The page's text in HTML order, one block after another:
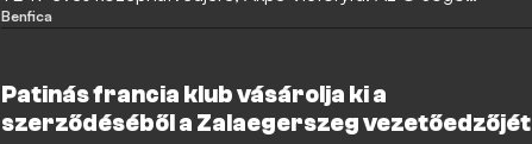
sportnapilap beszámolója szerint a lisszaboni sztárcsapat már
versenyfutás várható.
Benfica
Patinás francia klub vásárolja ki a
szerződéséből a Zalaegerszeg vezetőedzőjét